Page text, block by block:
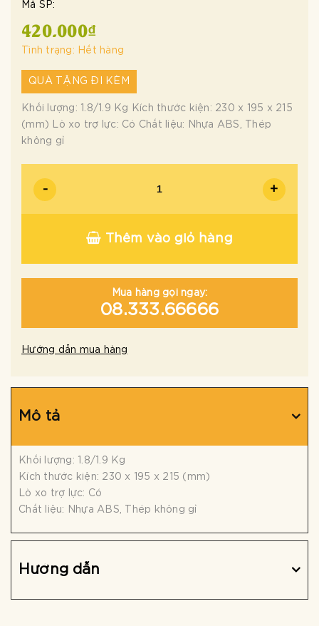
Mã SP:
420.000₫
Tình trạng: Hết hàng
QUÀ TẶNG ĐI KÈM
Khối lượng: 1.8/1.9 Kg Kích thước kiện: 230 x 195 x 215
(mm) Lò xo trợ lực: Có Chất liệu: Nhựa ABS, Thép
không gỉ
- +
Thêm vào giỏ hàng
Mua hàng gọi ngay:
08.333.66666
Hướng dẫn mua hàng
Mô tả
Khối lượng: 1.8/1.9 Kg
Kích thước kiện: 230 x 195 x 215 (mm)
Lò xo trợ lực: Có
Chất liệu: Nhựa ABS, Thép không gỉ
Hướng dẫn